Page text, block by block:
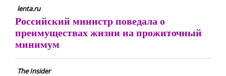
lenta.ru
Российский министр поведала о
преимуществах жизни на прожиточный
минимум
The Insider